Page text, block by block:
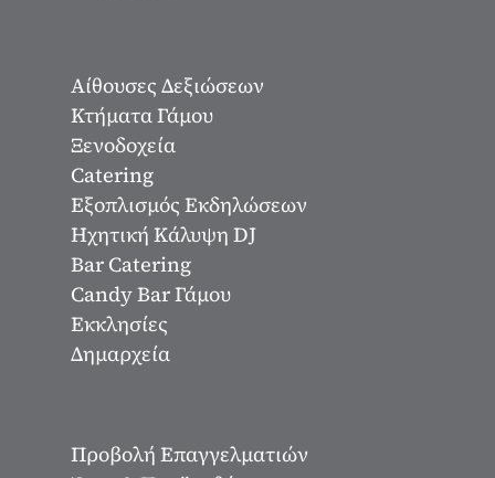
Αίθουσες Δεξιώσεων
Κτήματα Γάμου
Ξενοδοχεία
Catering
Εξοπλισμός Εκδηλώσεων
Ηχητική Κάλυψη DJ
Bar Catering
Candy Bar Γάμου
Εκκλησίες
Δημαρχεία
Προβολή Επαγγελματιών